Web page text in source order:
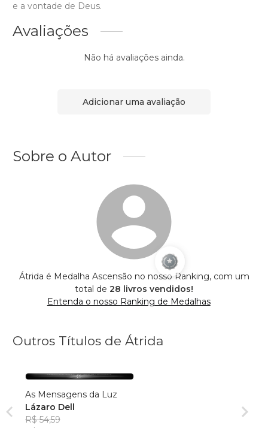
e a vontade de Deus.
Avaliações
Não há avaliações ainda.
Adicionar uma avaliação
Sobre o Autor
Átrida é Medalha Ascensão no nosso Ranking, com um
total de 28 livros vendidos!
Entenda o nosso Ranking de Medalhas
Outros Títulos de Átrida
As Mensagens da Luz
Lázaro Dell
R$ 54,59